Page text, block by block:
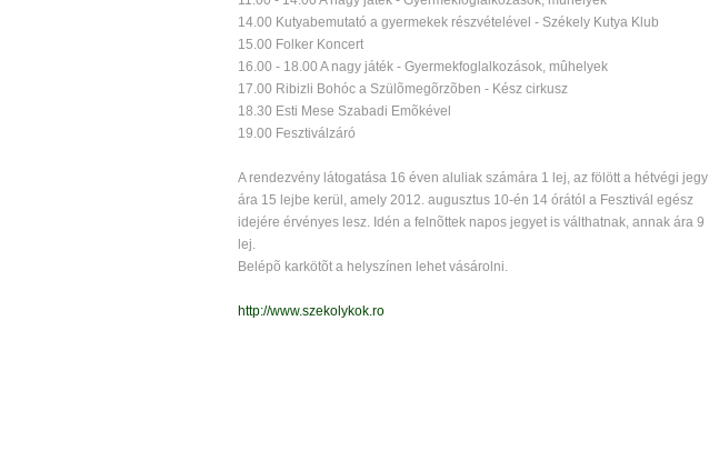
14.00 Kutyabemutató a gyermekek részvételével - Székely Kutya Klub
15.00 Folker Koncert
16.00 - 18.00 A nagy játék - Gyermekfoglalkozások, mûhelyek
17.00 Ribizli Bohóc a Szülõmegõrzõben - Kész cirkusz
18.30 Esti Mese Szabadi Emõkével
19.00 Fesztiválzáró
A rendezvény látogatása 16 éven aluliak számára 1 lej, az fölött a hétvégi jegy
ára 15 lejbe kerül, amely 2012. augusztus 10-én 14 órától a Fesztivál egész
idejére érvényes lesz. Idén a felnõttek napos jegyet is válthatnak, annak ára 9
lej.
Belépõ karkötõt a helyszínen lehet vásárolni.
http://www.szekolykok.ro